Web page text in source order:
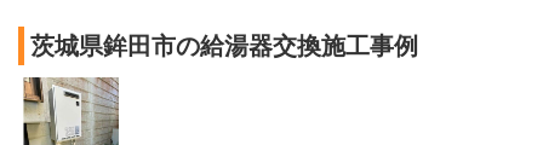
茨城県鉾田市の給湯器交換施工事例